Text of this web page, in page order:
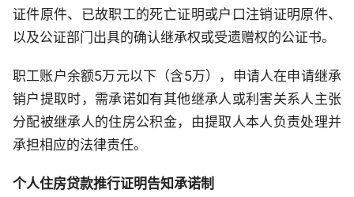
证件原件、已故职工的死亡证明或户口注销证明原件、
以及公证部门出具的确认继承权或受遗赠权的公证书。
职工账户余额5万元以下（含5万），申请人在申请继承
销户提取时，需承诺如有其他继承人或利害关系人主张
分配被继承人的住房公积金，由提取人本人负责处理并
承担相应的法律责任。
个人住房贷款推行证明告知承诺制